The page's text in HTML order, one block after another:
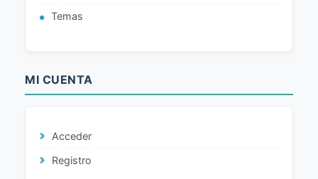
Temas
MI CUENTA
Acceder
Registro